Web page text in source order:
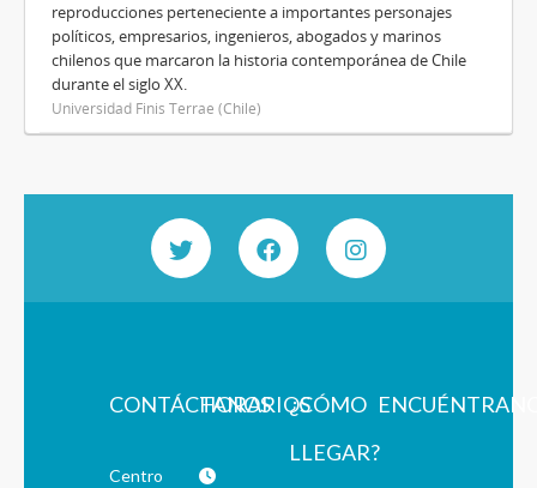
reproducciones perteneciente a importantes personajes
políticos, empresarios, ingenieros, abogados y marinos
chilenos que marcaron la historia contemporánea de Chile
durante el siglo XX.
Universidad Finis Terrae (Chile)
CONTÁCTANOS
Centro
HORARIOS¿CÓMO
LLEGAR?